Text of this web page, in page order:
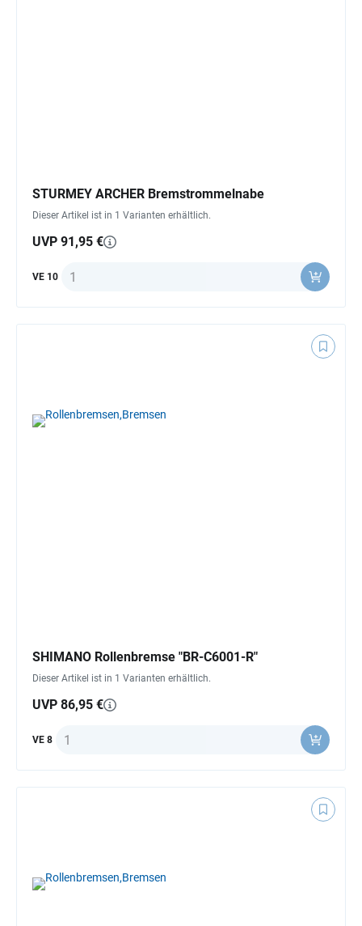
STURMEY ARCHER Bremstrommelnabe
Dieser Artikel ist in 1 Varianten erhältlich.
UVP 91,95 €
VE 10 Anzahl
SHIMANO Rollenbremse "BR-C6001-R"
Dieser Artikel ist in 1 Varianten erhältlich.
UVP 86,95 €
VE 8 Anzahl